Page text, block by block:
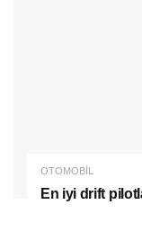
OTOMOBIL
En iyi drift